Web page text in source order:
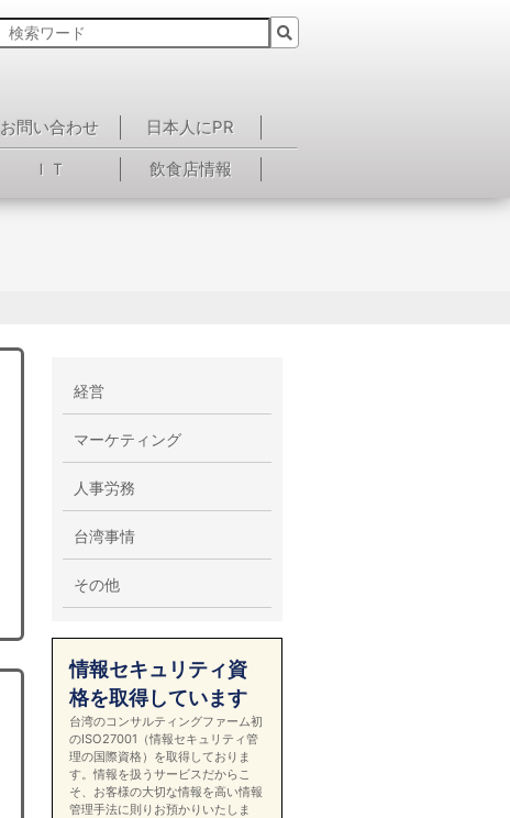
お問い合わせ
日本人にPR
ＩＴ 飲食店情報
経営
マーケティング
人事労務
台湾事情
その他
情報セキュリティ資
格を取得しています
台湾のコンサルティングファーム初
のISO27001（情報セキュリティ管
理の国際資格）を取得しておりま
す。情報を扱うサービスだからこ
そ、お客様の大切な情報を高い情報
管理手法に則りお預かりいたしま